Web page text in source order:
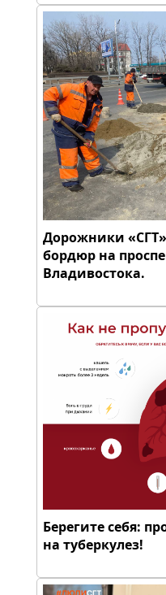
Дорожники
бордюр на
Владивостока.
Берегите себя:
на туберкулез!